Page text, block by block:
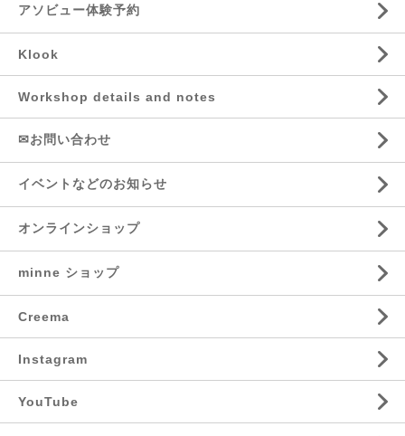
アソビュー体験予約
Klook
Workshop details and notes
✉お問い合わせ
イベントなどのお知らせ
オンラインショップ
minne ショップ
Creema
Instagram
YouTube